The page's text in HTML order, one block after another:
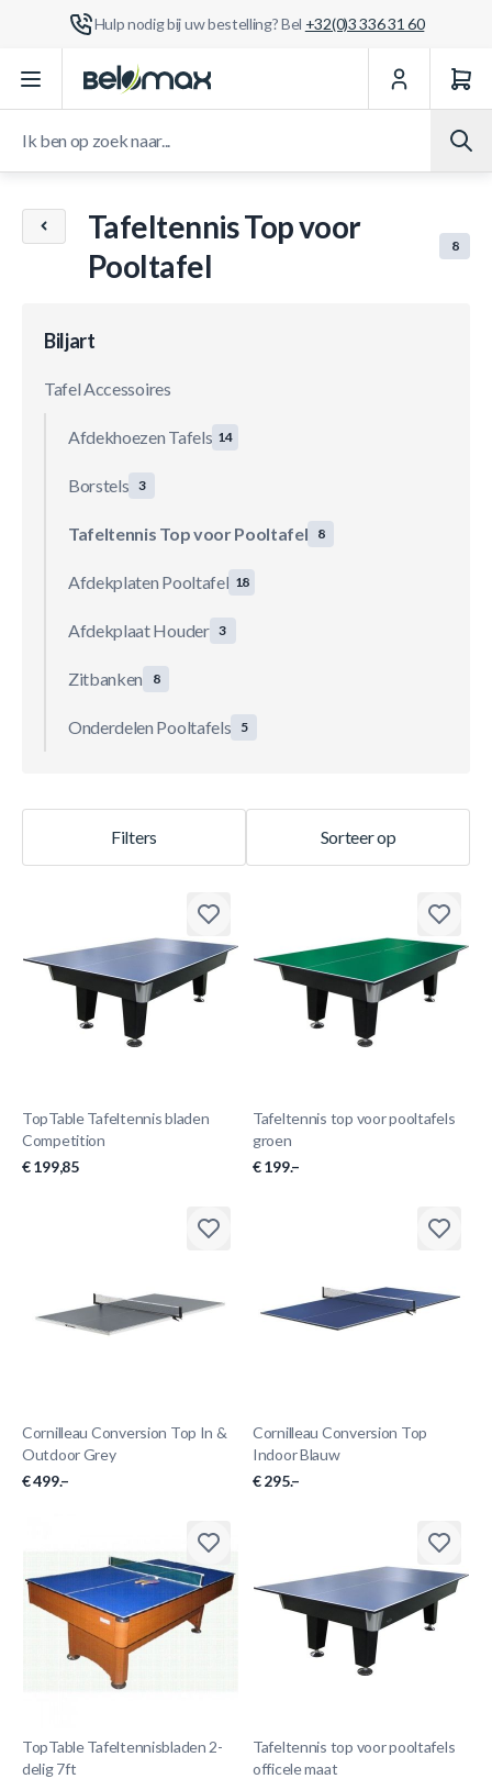
Hulp nodig bij uw bestelling? Bel +32(0)3 336 31 60
Ga naar de inhoud
Tafeltennis Top voor
Pooltafel
8
Biljart
Tafel Accessoires
Afdekhoezen Tafels 14
Borstels 3
Tafeltennis Top voor Pooltafel 8
Afdekplaten Pooltafel 18
Afdekplaat Houder 3
Zitbanken 8
Onderdelen Pooltafels 5
Sorteer op
Filters
TopTable Tafeltennis bladen
Competition
€ 199,85
Tafeltennis top voor pooltafels
groen
€ 199.–
Cornilleau Conversion Top In &
Outdoor Grey
€ 499.–
Cornilleau Conversion Top
Indoor Blauw
€ 295.–
TopTable Tafeltennisbladen 2-
delig 7ft
Tafeltennis top voor pooltafels
officele maat